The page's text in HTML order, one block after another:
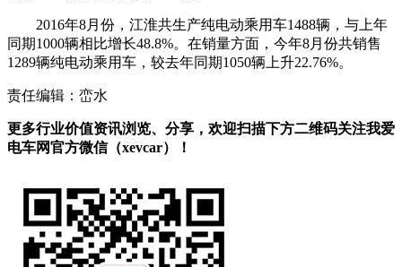
2016年8月份，江淮共生产纯电动乘用车1488辆，与上年
同期1000辆相比增长48.8%。在销量方面，今年8月份共销售
1289辆纯电动乘用车，较去年同期1050辆上升22.76%。
责任编辑：峦水
更多行业价值资讯浏览、分享，欢迎扫描下方二维码关注我爱
电车网官方微信（xevcar）！